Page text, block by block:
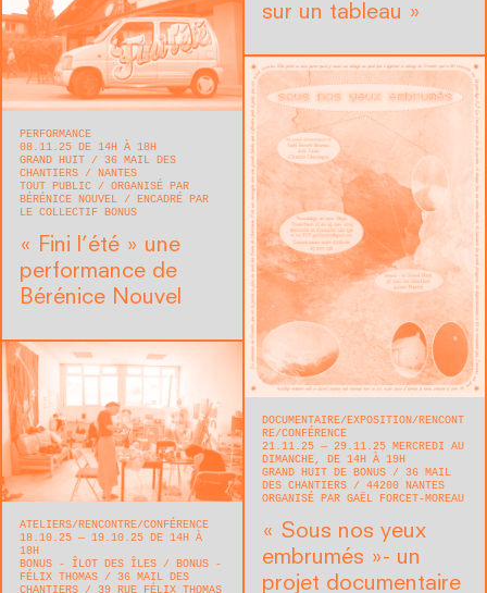
sur un tableau »
PERFORMANCE
08.11.25 DE 14H À 18H
GRAND HUIT
36 MAIL DES
CHANTIERS
NANTES
TOUT PUBLIC
ORGANISÉ PAR
BÉRÉNICE NOUVEL
ENCADRÉ PAR
LE COLLECTIF BONUS
« Fini l’été » une
performance de
Bérénice Nouvel
DOCUMENTAIRE EXPOSITION
RENCONT
RE/CONFÉRENCE
21.11.25 — 29.11.25 MERCREDI AU
DIMANCHE, DE 14H À 19H
GRAND HUIT DE BONUS
36 MAIL
DES CHANTIERS
44200 NANTES
ORGANISÉ PAR GAËL FORCET-MOREAU
« Sous nos yeux
embrumés »- un
projet documentaire
ATELIERS RENCONTRE/CONFÉRENCE
18.10.25 — 19.10.25 DE 14H À
18H
BONUS - ÎLOT DES ÎLES / BONUS -
FÉLIX THOMAS
36 MAIL DES